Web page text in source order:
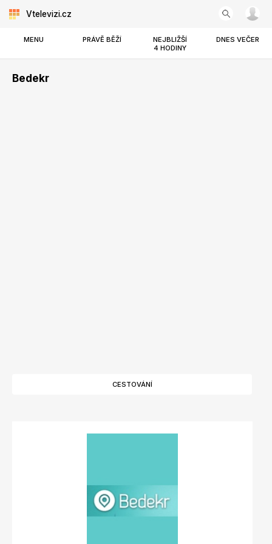
Vtelevizi.cz
MENU PRÁVĚ BĚŽÍ
NEJBLIŽŠÍ
4 HODINY
DNES VEČER
Bedekr
CESTOVÁNÍ